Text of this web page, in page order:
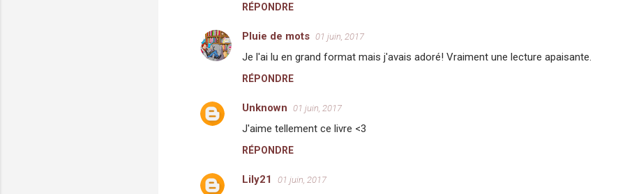
a
i
s
RÉPONDRE
Pluie de mots 01 juin, 2017
Je l'ai lu en grand format mais j'avais adoré! Vraiment une lecture apaisante.
RÉPONDRE
Unknown 01 juin, 2017
J'aime tellement ce livre <3
RÉPONDRE
Lily21 01 juin, 2017